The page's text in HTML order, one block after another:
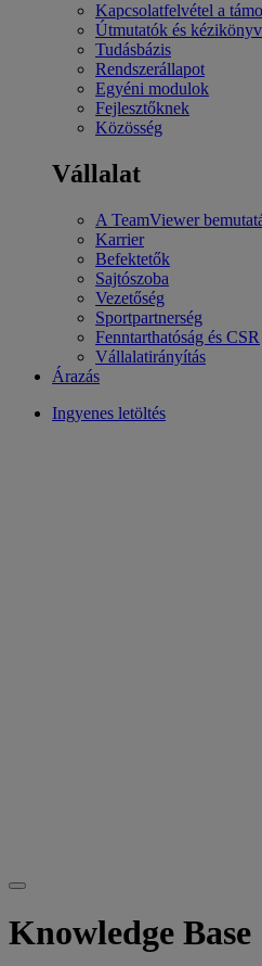
Kapcsolatfelvétel a
Útmutatók és
Tudásbázis
Rendszerállapot
Egyéni modulok
Fejlesztőknek
Közösség
Vállalat
A TeamViewer
Karrier
Befektetők
Sajtószoba
Vezetőség
Sportpartnerség
Fenntarthatóság és CSR
Vállalatirányítás
Árazás
Ingyenes letöltés
Knowledge Base